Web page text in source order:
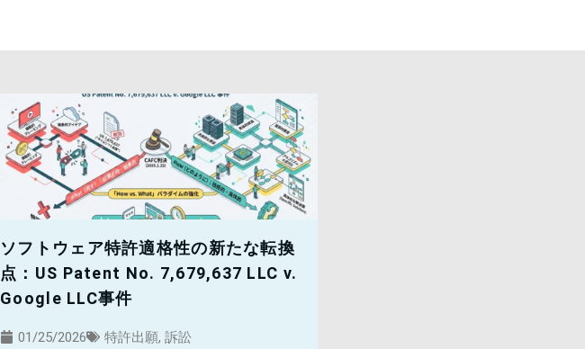
ソフトウェア特許適格性の新たな転換
点：US Patent No. 7,679,637 LLC v.
Google LLC事件
01/25/2026 特許出願,訴訟